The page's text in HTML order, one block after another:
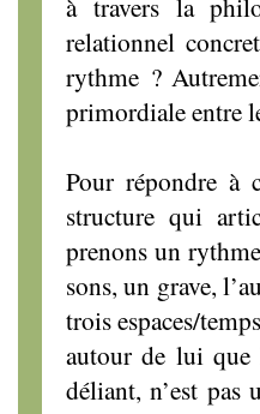
relationnel
rythme ?
primordiale entre
Pour répondre à
structure qui
prenons un
sons, un grave,
trois espaces/
autour de lui que
déliant, n’est pas